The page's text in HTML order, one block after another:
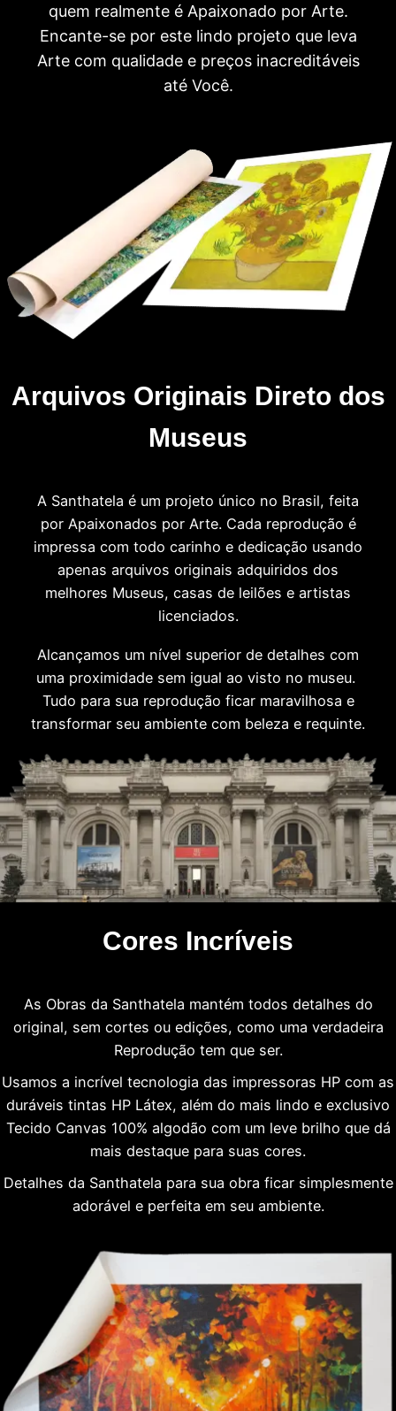
quem realmente é Apaixonado por Arte.
Encante-se por este lindo projeto que leva
Arte com qualidade e preços inacreditáveis
até Você.
Arquivos Originais Direto dos
Museus
A Santhatela é um projeto único no Brasil, feita
por Apaixonados por Arte. Cada reprodução é
impressa com todo carinho e dedicação usando
apenas arquivos originais adquiridos dos
melhores Museus, casas de leilões e artistas
licenciados.
Alcançamos um nível superior de detalhes com
uma proximidade sem igual ao visto no museu.
Tudo para sua reprodução ficar maravilhosa e
transformar seu ambiente com beleza e requinte.
Cores Incríveis
As Obras da Santhatela mantém todos detalhes do
original, sem cortes ou edições, como uma verdadeira
Reprodução tem que ser.
Usamos a incrível tecnologia das impressoras HP com as
duráveis tintas HP Látex, além do mais lindo e exclusivo
Tecido Canvas 100% algodão com um leve brilho que dá
mais destaque para suas cores.
Detalhes da Santhatela para sua obra ficar simplesmente
adorável e perfeita em seu ambiente.